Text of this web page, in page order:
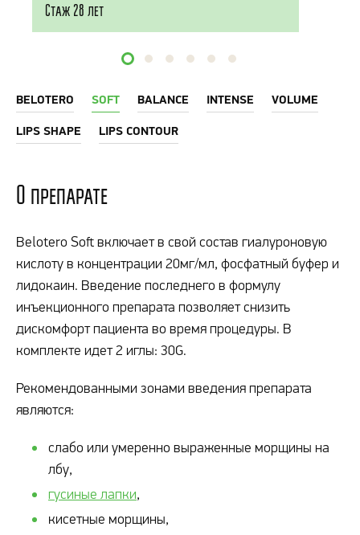
Стаж 28 лет
BELOTERO SOFT BALANCE INTENSE VOLUME
LIPS SHAPE LIPS CONTOUR
О препарате
Belotero Soft включает в свой состав гиалуроновую
кислоту в концентрации 20мг/мл, фосфатный буфер и
лидокаин. Введение последнего в формулу
инъекционного препарата позволяет снизить
дискомфорт пациента во время процедуры. В
комплекте идет 2 иглы: 30G.
Рекомендованными зонами введения препарата
являются:
слабо или умеренно выраженные морщины на
лбу,
гусиные лапки,
кисетные морщины,